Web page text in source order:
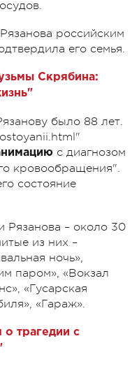
российским
его семья.
Скрябина:
было 88 лет.
с диагнозом
кровообращения".
состояние
– около 30
из них –
ночь»,
паром», «Вокзал
«Гусарская
«Гараж».
трагедии с